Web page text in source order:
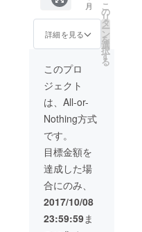
す！
③関わる人
たちすべて
がワクワク
できる楽し
い取り組み
を行いま
す！
ご来場
の場合
は夜の
部まで
入場可
（400円
相
当）、
15日ご
来場の
場合は
場可
（300円
相当）
となり
ます。
・心を
込めた
月
詳細を見る
こ
の
リ
タ
ー
ン
を
選
択
す
る
このプロ
ジェクト
は、All-or-
Nothing方式
です。
目標金額を
達成した場
合にのみ、
2017/10/08
23:59:59ま